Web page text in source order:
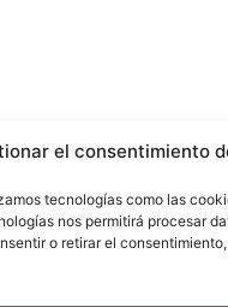
el consentimiento
tecnologías como las
nos permitirá procesar
o retirar el